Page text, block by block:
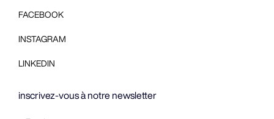
FACEBOOK
INSTAGRAM
LINKEDIN
inscrivez-vous à notre newsletter